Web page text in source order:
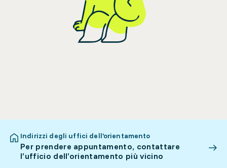
Indirizzi degli uffici dell’orientamento
Per prendere appuntamento, contattare
l’ufficio dell’orientamento più vicino